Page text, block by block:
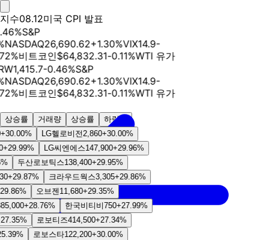
지수08.12미국 CPI 발표
%S&P
NASDAQ26,690.62+1.30%VIX14.9-
%비트코인$64,832.31-0.11%WTI 유가
1,415.7-0.46%S&P
NASDAQ26,690.62+1.30%VIX14.9-
%비트코인$64,832.31-0.11%WTI 유가
상승률 거래량 상승률
하락률
30.00% LG헬로비전2,860+30.00%
29.99% LG씨엔에스147,900+29.96%
두산로보틱스138,400+29.95%
+29.87% 크라우드웍스3,305+29.86%
% 오브젠11,680+29.35%
+28.76% 한국비티비750+27.99%
% 로보티즈414,500+27.34%
% 로보스타122,200+30.00%